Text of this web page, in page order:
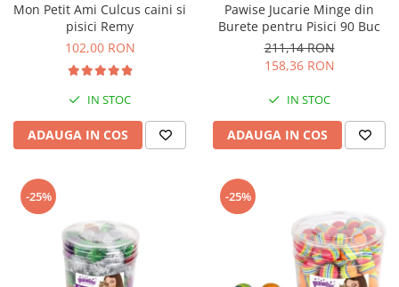
Diete Veterinare Caini
Suplimente Nutritive Caini
Cosuri, Culcusuri si Perne
Covorase Absorbante
Lese, zgarzi si hamuri
Lapte pentru Caini
Hainute Caini
Jucarii Caini
Educare si Dresaj
Bult
Lovely Hunter
Sampoane si Balsamuri
Igiena Oculara
Articole Periaj
Forfecute si Clesti
Igiena Orala si Dentara
Igiena Blana si Piele
Mon Petit Ami Culcus caini si
pisici Remy
102,00 RON
IN STOC
ADAUGA IN COS
Pawise Jucarie Minge din
Burete pentru Pisici 90 Buc
211,14 RON
158,36 RON
IN STOC
ADAUGA IN COS
-25% -25%